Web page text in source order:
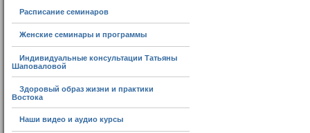
Расписание семинаров
Женские семинары и программы
Индивидуальные консультации Татьяны
Шаповаловой
Здоровый образ жизни и практики
Востока
Наши видео и аудио курсы